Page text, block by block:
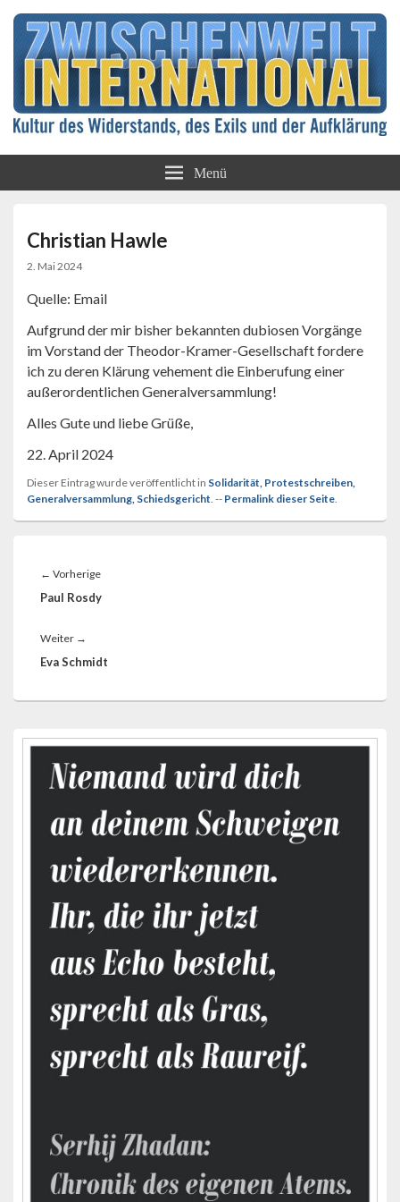
Zwischenwelt
International
Menü
Christian Hawle
2. Mai 2024
Quelle: Email
Aufgrund der mir bisher bekannten dubiosen Vorgänge
im Vorstand der Theodor-Kramer-Gesellschaft fordere
ich zu deren Klärung vehement die Einberufung einer
außerordentlichen Generalversammlung!
Alles Gute und liebe Grüße,
22. April 2024
Dieser Eintrag wurde veröffentlicht in Solidarität, Protestschreiben,
Generalversammlung, Schiedsgericht. -- Permalink dieser Seite.
← VorherigeVorheriger
Beitrag:
Paul Rosdy
Weiter →
Beitrag:
Eva Schmidt
Primärer
Widgetbereich